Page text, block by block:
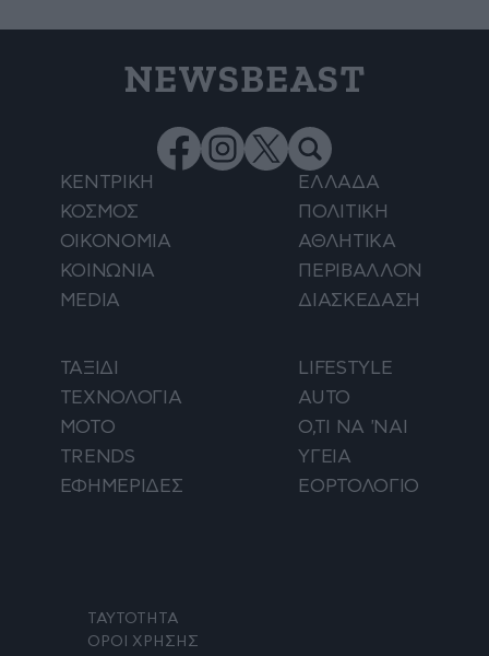
NEWSBEAST
ΚΕΝΤΡΙΚΗ
ΕΛΛΑΔΑ
ΚΟΣΜΟΣ
ΠΟΛΙΤΙΚΗ
ΟΙΚΟΝΟΜΙΑ
ΑΘΛΗΤΙΚΑ
ΚΟΙΝΩΝΙΑ
ΠΕΡΙΒΑΛΛΟΝ
MEDIA
ΔΙΑΣΚΕΔΑΣΗ
ΤΑΞΙΔΙ
LIFESTYLE
ΤΕΧΝΟΛΟΓΙΑ
AUTO
ΜΟΤΟ
Ο,ΤΙ ΝΑ 'ΝΑΙ
TRENDS
ΥΓΕΙΑ
ΕΦΗΜΕΡΙΔΕΣ
ΕΟΡΤΟΛΟΓΙΟ
ΤΑΥΤΟΤΗΤΑ
ΟΡΟΙ ΧΡΗΣΗΣ